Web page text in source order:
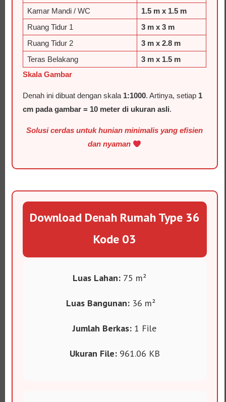
Kamar Mandi / WC
1.5 m x 1.5 m
Ruang Tidur 1
3 m x 3 m
Ruang Tidur 2
3 m x 2.8 m
Teras Belakang
3 m x 1.5 m
Skala Gambar
Denah ini dibuat dengan skala 1:1000. Artinya, setiap 1
cm pada gambar = 10 meter di ukuran asli.
Solusi cerdas untuk hunian minimalis yang efisien
dan nyaman
Download Denah Rumah Type 36
Kode 03
Luas Lahan: 75 m²
Luas Bangunan: 36 m²
Jumlah Berkas: 1 File
Ukuran File:961.06 KB